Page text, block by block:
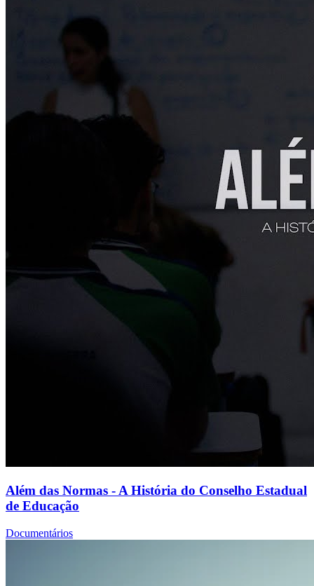
Além das Normas - A História do Conselho Estadual
de Educação
Documentários